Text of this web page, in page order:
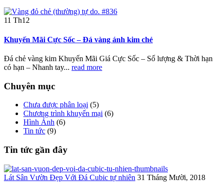
11 Th12
Khuyến Mãi Cực Sốc – Đá vàng ánh kim chẻ
Đá chẻ vàng kim Khuyến Mãi Giá Cực Sốc – Số lượng & Thời hạn
có hạn – Nhanh tay... read more
Chuyên mục
Chưa được phân loại (5)
Chương trình khuyến mại (6)
Hình Ảnh (6)
Tin tức (9)
Tin tức gần đây
Lát Sân Vườn Đẹp Với Đá Cubic tự nhiên 31 Tháng Mười, 2018